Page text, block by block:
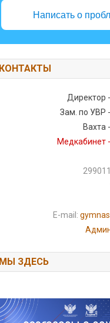
Написать о
КОНТАКТЫ
Директор
Зам. по УВР
Вахта
Медкабинет
E-mail:
МЫ ЗДЕСЬ